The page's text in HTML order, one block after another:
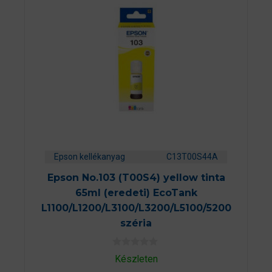
Epson kellékanyag C13T00S44A
Epson No.103 (T00S4) yellow tinta
65ml (eredeti) EcoTank
L1100/L1200/L3100/L3200/L5100/5200
széria
0
aKészleten